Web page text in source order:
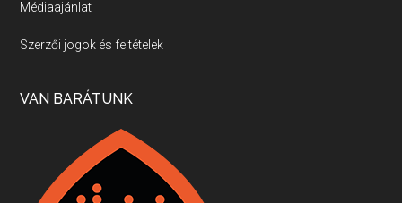
Villány, kékfrankos, Jackfall
Apr 17, 2026 • 00:35:38
Boston, teadélután, bab és homár
Apr 9, 2026 • 00:37:17
Médiaajánlat
Szerzői jogok és feltételek
VAN BARÁTUNK